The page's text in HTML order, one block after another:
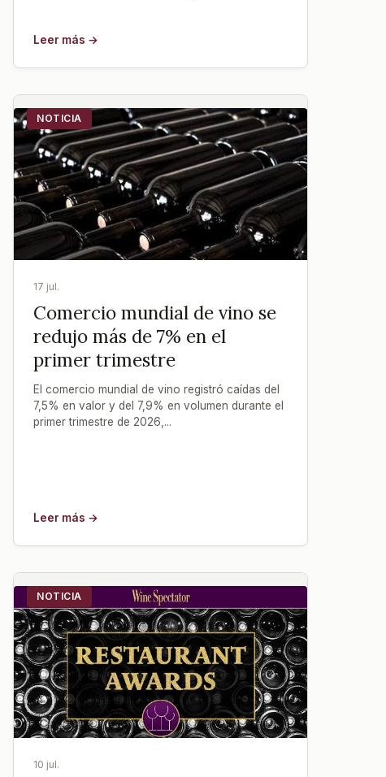
Leer más →
NOTICIA
17 jul.
Comercio mundial de vino se
redujo más de 7% en el
primer trimestre
El comercio mundial de vino registró caídas del
7,5% en valor y del 7,9% en volumen durante el
primer trimestre de 2026,...
Leer más →
NOTICIA
10 jul.